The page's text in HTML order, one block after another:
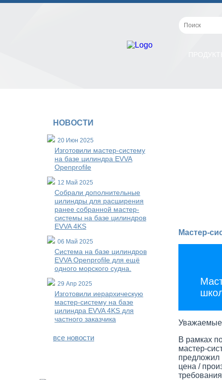
НОВОСТИ
20 Июн 2025
Изготовили мастер-систему
на базе цилиндра EVVA
Openprofile
12 Май 2025
Собрали дополнительные
цилиндры для расширения
ранее собранной мастер-
системы на базе цилиндров
EVVA 4KS
06 Май 2025
Система на базе цилиндров
EVVA Openprofile для ещё
одного морского судна.
29 Апр 2025
Изготовили иерархическую
мастер-систему на базе
цилиндра EVVA 4KS для
частного заказчика
все новости
Мастер-
Уважаемые
В рамках
мастер-
предложил
цена /